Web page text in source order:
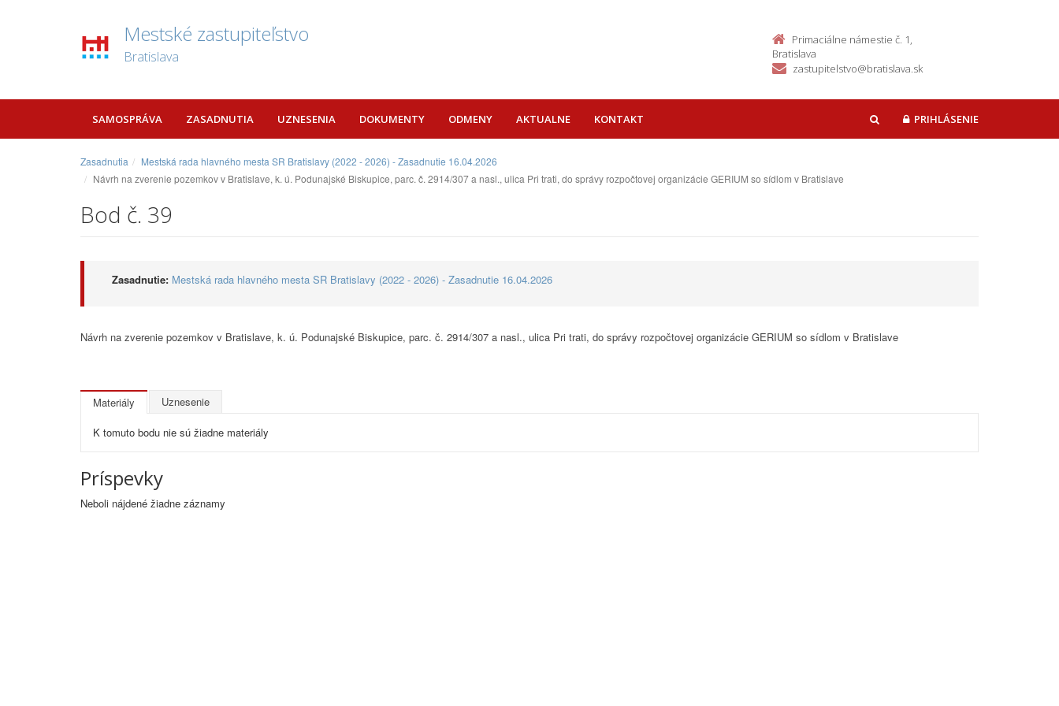
Mestské zastupiteľstvo
Bratislava
Primaciálne námestie č. 1,
Bratislava
zastupitelstvo@bratislava.sk
SAMOSPRÁVA ZASADNUTIA UZNESENIA DOKUMENTY ODMENY AKTUALNE KONTAKT HĽADAŤPRIHLÁSENIE
Zasadnutia
Mestská rada hlavného mesta SR Bratislavy (2022 - 2026) - Zasadnutie 16.04.2026
Návrh na zverenie pozemkov v Bratislave, k. ú. Podunajské Biskupice, parc. č. 2914/307 a nasl., ulica Pri trati, do správy rozpočtovej organizácie GERIUM so sídlom v Bratislave
Bod č. 39
Zasadnutie: Mestská rada hlavného mesta SR Bratislavy (2022 - 2026) - Zasadnutie 16.04.2026
Návrh na zverenie pozemkov v Bratislave, k. ú. Podunajské Biskupice, parc. č. 2914/307 a nasl., ulica Pri trati, do správy rozpočtovej organizácie GERIUM so sídlom v Bratislave
Materiály Uznesenie
K tomuto bodu nie sú žiadne materiály
Príspevky
Neboli nájdené žiadne záznamy